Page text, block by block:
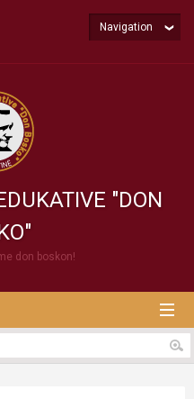
"DON
don boskon!
Navigation